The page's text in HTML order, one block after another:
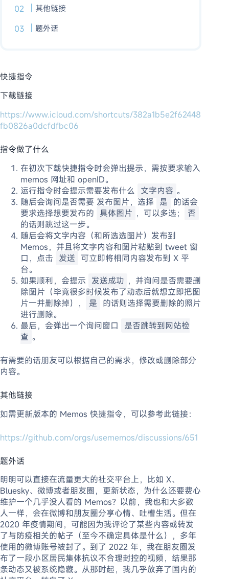
其他链接
题外话
快捷指令
下载链接
https://www.icloud.com/shortcuts/382a1b5e2f62448
fb0826a0dcfdfbc06
指令做了什么
在初次下载快捷指令时会弹出提示，需按要求输入
memos 网址和 openID。
运行指令时会提示需要发布什么 文字内容 。
随后会询问是否需要 发布图片，选择 是 的话会
要求选择想要发布的 具体图片 ，可以多选；
否
的话则跳过这一步。
随后会将文字内容（和所选选图片）发布到
Memos，并且将文字内容和图片粘贴到 tweet 窗
口，点击 发送 可立即将相同内容发布到 X 平
台。
如果顺利，会提示 发送成功 ，并询问是否需要删
除图片（毕竟很多时候发布了动态后就想立即把图
片一并删除掉），
是 的话则选择需要删除的照片
进行删除。
最后，会弹出一个询问窗口
是否跳转到网站检
查 。
有需要的话朋友可以根据自己的需求，修改或删除部分
内容。
其他链接
如需更新版本的 Memos 快捷指令，可以参考此链接：
https://github.com/orgs/usememos/discussions/651
题外话
明明可以直接在流量更大的社交平台上，比如 X、
Bluesky、微博或者朋友圈，更新状态，为什么还要费心
维护一个几乎没人看的 Memos？以前，我也和大多数
人一样，会在微博和朋友圈分享心情、吐槽生活。但在
2020 年疫情期间，可能因为我评论了某些内容或转发
了与防疫相关的帖子（至今不确定具体是什么），多年
使用的微博账号被封了。到了 2022 年，我在朋友圈发
布了一段小区居民集体抗议不合理封控的视频，结果那
条动态又被系统隐藏。从那时起，我几乎放弃了国内的